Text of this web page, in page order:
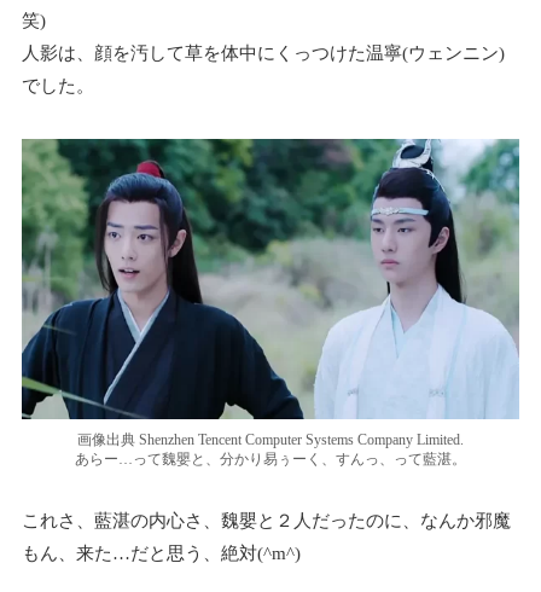
笑)
人影は、顔を汚して草を体中にくっつけた温寧(ウェンニン)
でした。
画像出典 Shenzhen Tencent Computer Systems Company Limited.
あらー…って魏嬰と、分かり易ぅーく、すんっ、って藍湛。
これさ、藍湛の内心さ、魏嬰と２人だったのに、なんか邪魔
もん、来た…だと思う、絶対(^m^)